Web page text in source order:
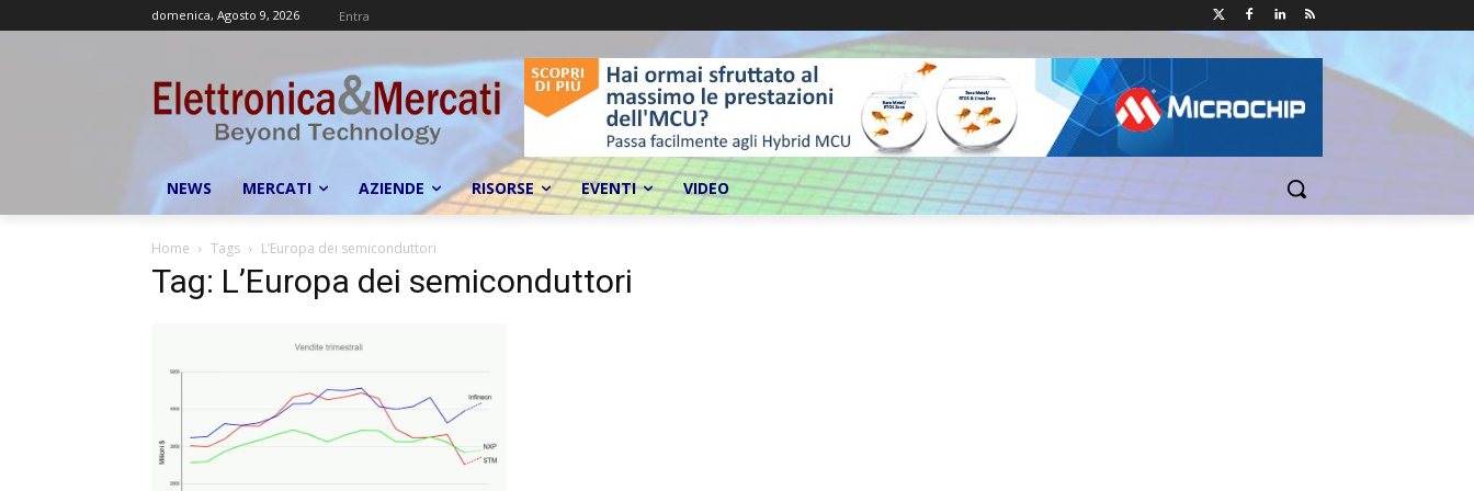
domenica, Agosto 9, 2026 Entra
NEWS MERCATI AZIENDE RISORSE EVENTI VIDEO
Home Tags L’Europa dei semiconduttori
Tag: L’Europa dei semiconduttori